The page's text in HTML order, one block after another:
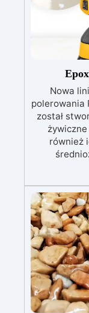
UE nr
574/2014
EN
Nowa
polerowania
został
również
defektów
usuwa
ścierne o